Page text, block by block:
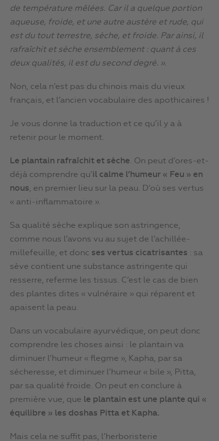
de température mêlées. Car il a quelque portion
aqueuse, froide, et une autre austère et rude, qui
est du tout terrestre, sèche, et froide. Par ainsi, il
rafraîchit et sèche ensemblement : quant à ces
deux qualités, il est du second degré. ».
Non, cela n’est pas du chinois mais du vieux
français, et l’ancien vocabulaire des apothicaires !
Je vous donne la traduction et ce qu’il y a à
retenir pour le moment.
Le plantain rafraîchit et sèche. On peut d’ores-et-
déjà comprendre qu’il calme l’humeur « Feu » en
nous, en premier lieu sur la peau. D’où ses vertus
« anti-inflammatoire ».
Sa qualité sèche explique son astringence,
comme nous l’avons vu au sujet de l’achillée-
millefeuille, et donc ses vertus cicatrisantes : sa
sève contient une substance astringente qui
resserre, referme les tissus. C’est le cas de bien
des plantes dites « vulnéraire » qui réparent et
apaisent la peau.
Dans un vocabulaire ayurvédique, on peut donc
comprendre les choses ainsi : le plantain va
diminuer l’humeur « flegme », Kapha, par sa
sécheresse, et diminuer l’humeur « bile », Pitta,
par sa qualité froide. On peut en conclure à
première vue, que le plantain est une plante qui «
équilibre » les doshas Pitta et Kapha.
Mais cela ne suffit pas, l’herboristerie